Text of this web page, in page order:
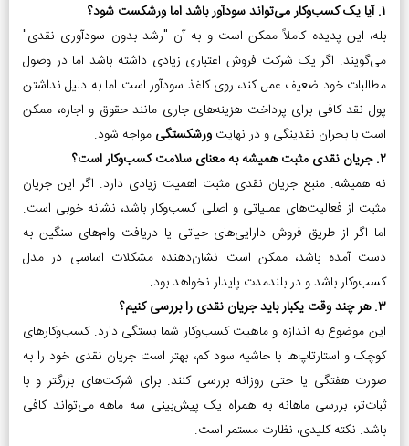
۱. آیا یک کسب‌وکار می‌تواند سودآور باشد اما ورشکست شود؟
بله، این پدیده کاملاً ممکن است و به آن "رشد بدون سودآوری نقدی"
می‌گویند. اگر یک شرکت فروش اعتباری زیادی داشته باشد اما در وصول
مطالبات خود ضعیف عمل کند، روی کاغذ سودآور است اما به دلیل نداشتن
پول نقد کافی برای پرداخت هزینه‌های جاری مانند حقوق و اجاره، ممکن
است با بحران نقدینگی و در نهایت ورشکستگی مواجه شود.
۲. جریان نقدی مثبت همیشه به معنای سلامت کسب‌وکار است؟
نه همیشه. منبع جریان نقدی مثبت اهمیت زیادی دارد. اگر این جریان
مثبت از فعالیت‌های عملیاتی و اصلی کسب‌وکار باشد، نشانه خوبی است.
اما اگر از طریق فروش دارایی‌های حیاتی یا دریافت وام‌های سنگین به
دست آمده باشد، ممکن است نشان‌دهنده مشکلات اساسی در مدل
کسب‌وکار باشد و در بلندمدت پایدار نخواهد بود.
۳. هر چند وقت یکبار باید جریان نقدی را بررسی کنیم؟
این موضوع به اندازه و ماهیت کسب‌وکار شما بستگی دارد. کسب‌وکارهای
کوچک و استارتاپ‌ها با حاشیه سود کم، بهتر است جریان نقدی خود را به
صورت هفتگی یا حتی روزانه بررسی کنند. برای شرکت‌های بزرگتر و با
ثبات‌تر، بررسی ماهانه به همراه یک پیش‌بینی سه ماهه می‌تواند کافی
باشد. نکته کلیدی، نظارت مستمر است.